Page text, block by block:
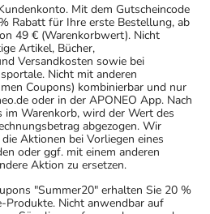
Mit dem Gutscheincode
Rabatt für Ihre erste Bestellung, ab
49 € (Warenkorbwert). Nicht
Artikel, Bücher,
Versandkosten sowie bei
Nicht mit anderen
Coupons) kombinierbar und nur
oder in der APONEO App. Nach
im Warenkorb, wird der Wert des
abgezogen. Wir
Aktionen bei Vorliegen eines
oder ggf. mit einem anderen
Aktion zu ersetzen.
"Summer20" erhalten Sie 20 %
Produkte. Nicht anwendbar auf